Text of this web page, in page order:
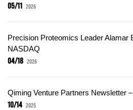
05/11 2026
Precision Proteomics Leader Alamar
NASDAQ
04/18 2026
Qiming Venture Partners Newsletter
10/14 2025